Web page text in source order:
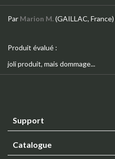
Par Marion M.(GAILLAC, France)
Produit évalué :
joli produit, mais dommage...
Support
Catalogue